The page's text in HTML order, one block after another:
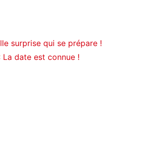
surprise qui se prépare !
date est connue !